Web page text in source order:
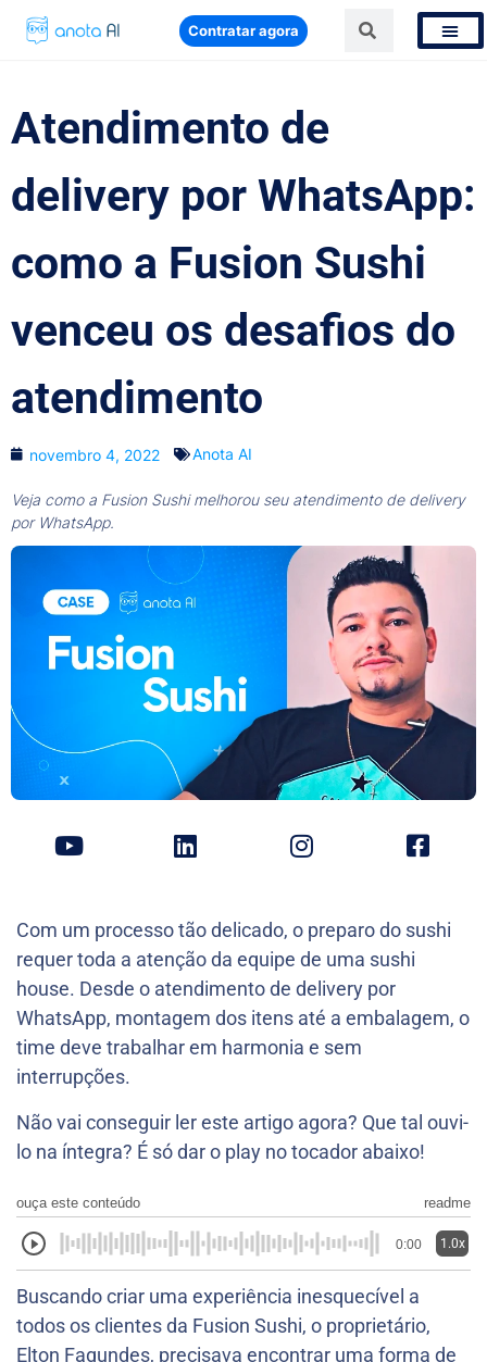
Contratar agora
Atendimento de
delivery por WhatsApp:
como a Fusion Sushi
venceu os desafios do
atendimento
novembro 4, 2022 Anota AI
Veja como a Fusion Sushi melhorou seu atendimento de delivery
por WhatsApp.
Com um processo tão delicado, o preparo do sushi
requer toda a atenção da equipe de uma sushi
house. Desde o atendimento de delivery por
WhatsApp, montagem dos itens até a embalagem, o
time deve trabalhar em harmonia e sem
interrupções.
Não vai conseguir ler este artigo agora? Que tal ouvi-
lo na íntegra? É só dar o play no tocador abaixo!
ouça este conteúdo readme
0:00 1.0x
Buscando criar uma experiência inesquecível a
todos os clientes da Fusion Sushi, o proprietário,
Elton Fagundes, precisava encontrar uma forma de